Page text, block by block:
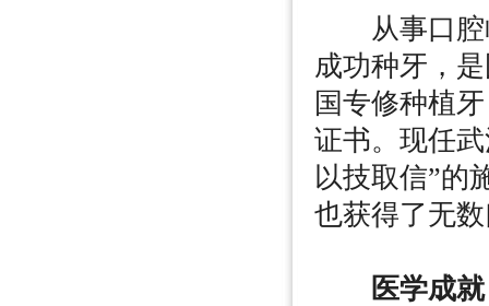
从事口腔临
成功种牙，
国专修种植
证书。现任
以技取信”的
也获得了无
医学成就